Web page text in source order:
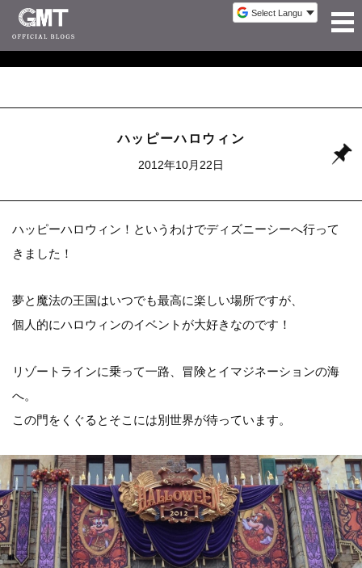
ハッピーハロウィン
2012年10月22日
ハッピーハロウィン！というわけでディズニーシーへ行って
きました！
夢と魔法の王国はいつでも最高に楽しい場所ですが、
個人的にハロウィンのイベントが大好きなのです！
リゾートラインに乗って一路、冒険とイマジネーションの海
へ。
この門をくぐるとそこには別世界が待っています。